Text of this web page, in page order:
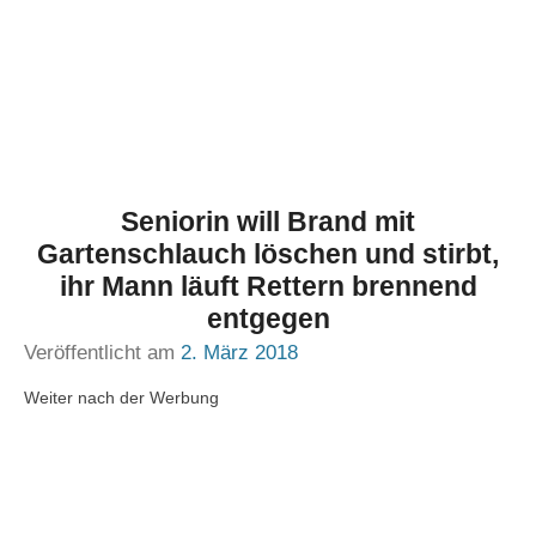
Seniorin will Brand mit
Gartenschlauch löschen und stirbt,
ihr Mann läuft Rettern brennend
entgegen
Veröffentlicht am 2. März 2018
Weiter nach der Werbung